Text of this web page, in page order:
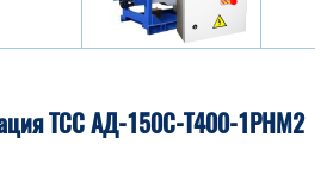
ТСС АД-150С-Т400-1РНМ2